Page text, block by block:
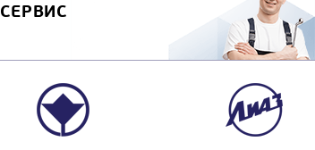
СЕРВИС